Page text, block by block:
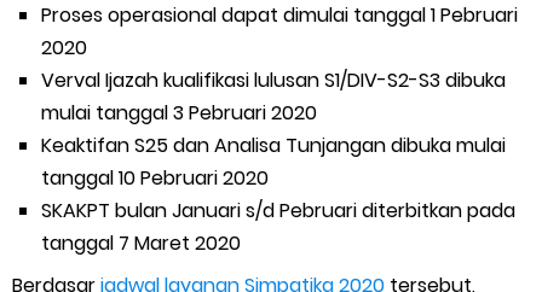
Proses operasional dapat dimulai tanggal 1 Pebruari
2020
Verval Ijazah kualifikasi lulusan S1/DIV-S2-S3 dibuka
mulai tanggal 3 Pebruari 2020
Keaktifan S25 dan Analisa Tunjangan dibuka mulai
tanggal 10 Pebruari 2020
SKAKPT bulan Januari s/d Pebruari diterbitkan pada
tanggal 7 Maret 2020
Berdasarjadwal layanan Simpatika 2020 tersebut,